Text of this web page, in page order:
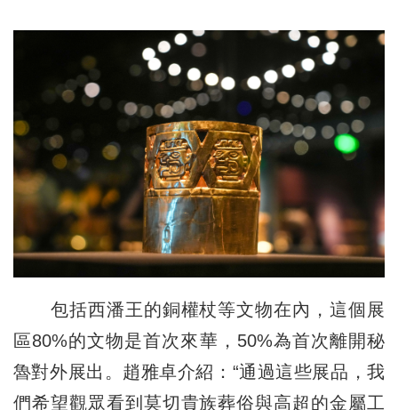
包括西潘王的銅權杖等文物在內，這個展
區80%的文物是首次來華，50%為首次離開秘
魯對外展出。趙雅卓介紹：“通過這些展品，我
們希望觀眾看到莫切貴族葬俗與高超的金屬工